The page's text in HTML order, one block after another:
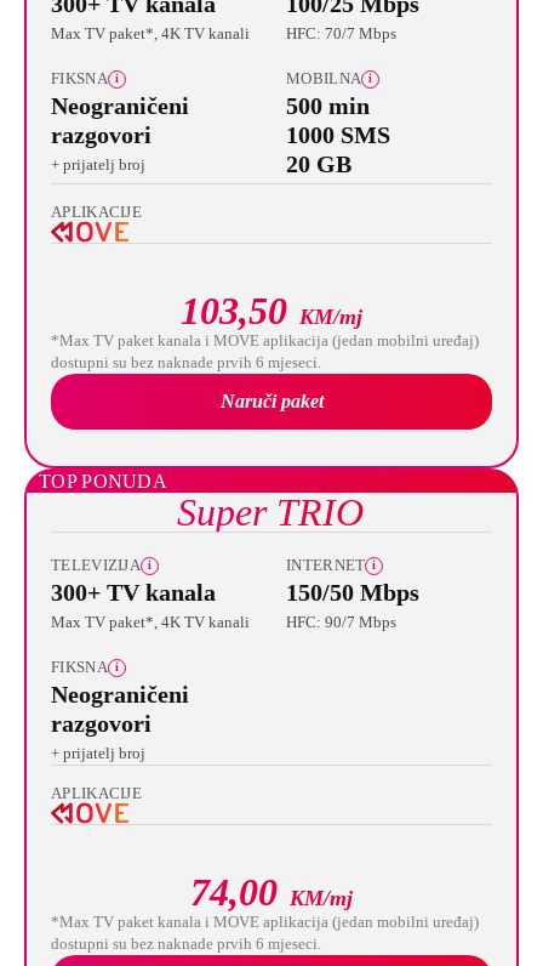
Max TV paket*, 4K TV kanali HFC: 70/7 Mbps
FIKSNA i
Neograničeni
razgovori
+ prijatelj broj
MOBILNA i
500 min
1000 SMS
20 GB
APLIKACIJE
103,50 KM/mj
*Max TV paket kanala i MOVE aplikacija (jedan mobilni uređaj)
dostupni su bez naknade prvih 6 mjeseci.
Naruči paket
TOP PONUDA
Super TRIO
TELEVIZIJA i
300+ TV kanala
Max TV paket*, 4K TV kanali
INTERNET i
150/50 Mbps
HFC: 90/7 Mbps
FIKSNA i
Neograničeni
razgovori
+ prijatelj broj
APLIKACIJE
74,00 KM/mj
*Max TV paket kanala i MOVE aplikacija (jedan mobilni uređaj)
dostupni su bez naknade prvih 6 mjeseci.